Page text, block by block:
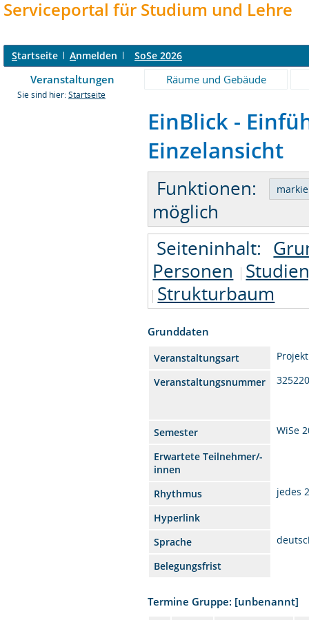
Serviceportal für Studium und Lehre
Startseite Anmelden SoSe 2026
Veranstaltungen Räume und Gebäude
Sie sind hier: Startseite
EinBlick -
Einzelansicht
Funktionen:
möglich
Seiteninhalt:
Personen
Strukturbaum
Grunddaten
Veranstaltungsart
Veranstaltungsnummer
Semester
WiSe
Erwartete Teilnehmer/-
innen
Rhythmus
jedes
Hyperlink
Sprache
Belegungsfrist
Termine Gruppe: [unbenannt]